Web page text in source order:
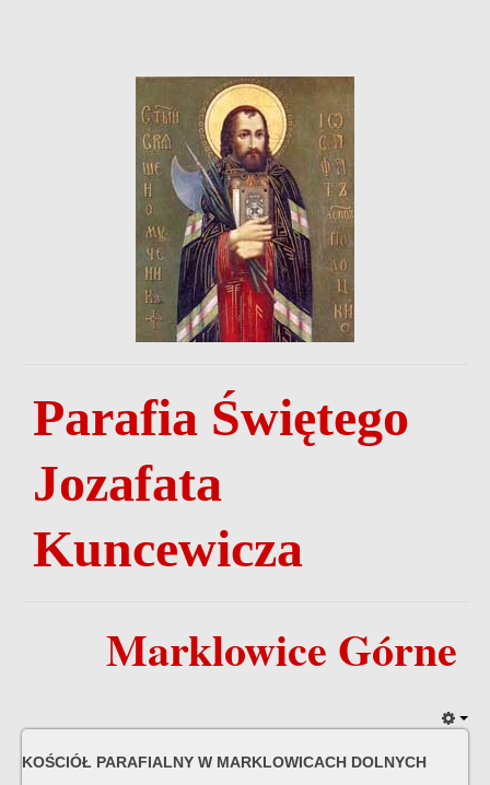
Parafia Świętego
Jozafata
Kuncewicza
Marklowice Górne
KOŚCIÓŁ PARAFIALNY W MARKLOWICACH DOLNYCH